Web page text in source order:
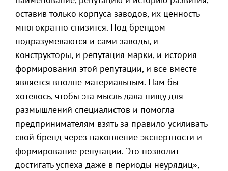
оставив только корпуса заводов, их ценность
многократно снизится. Под брендом
подразумеваются и сами заводы, и
конструкторы, и репутация марки, и история
формирования этой репутации, и всё вместе
является вполне материальным. Нам бы
хотелось, чтобы эта мысль дала пищу для
размышлений специалистов и помогла
предпринимателям взять за правило усиливать
свой бренд через накопление экспертности и
формирование репутации. Это позволит
достигать успеха даже в периоды неурядиц», —